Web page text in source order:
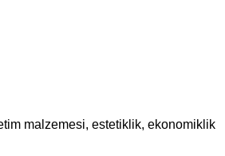
malzemesi, estetiklik, ekonomiklik